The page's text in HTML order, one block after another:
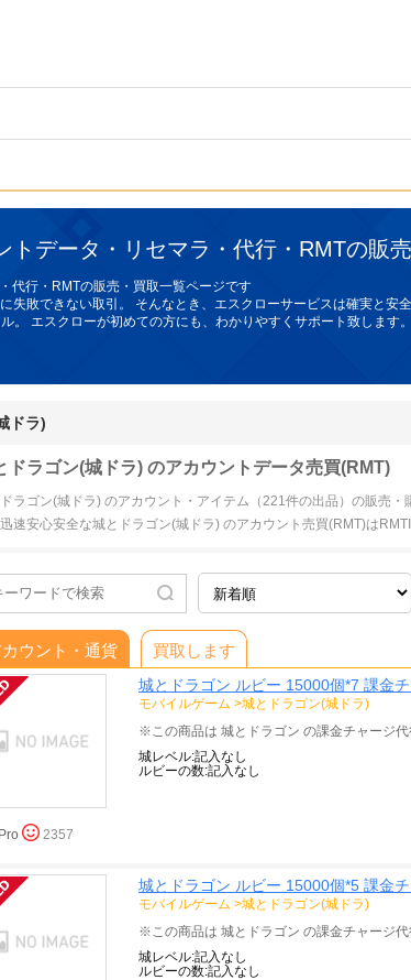
データ・リセマラ・代行・RMTの販
代行・RMTの販売・買取一覧ページです
失敗できない取引。 そんなとき、 エスクローサービスは確実と安
。 エスクローが初めての方にも、わかりやすくサポート致します。
ドラ)
ドラゴン(城ドラ) のアカウントデータ売買(RMT)
ラゴン(城ドラ) のアカウント・アイテム（221件の出品）の販売
速安心安全な城とドラゴン(城ドラ) のアカウント売買(RMT)は
ウント・通貨 買取します
城とドラゴン ルビー 15000個*7 課金
モバイルゲーム >城とドラゴン(城ドラ)
城レベル:記入なし
ルビーの数:記入なし
2357
城とドラゴン ルビー 15000個*5 課金
モバイルゲーム >城とドラゴン(城ドラ)
城レベル:記入なし
ルビーの数:記入なし